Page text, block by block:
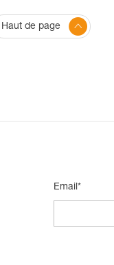
Haut de page
Email*